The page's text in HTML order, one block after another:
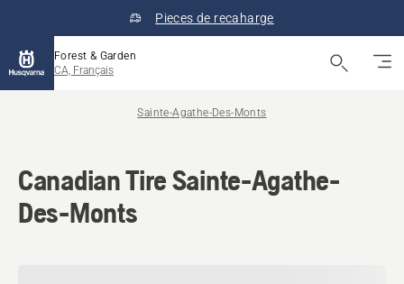
Pieces de recaharge
Forest & Garden
CA, Français
Sainte-Agathe-Des-Monts
Canadian Tire Sainte-Agathe-
Des-Monts